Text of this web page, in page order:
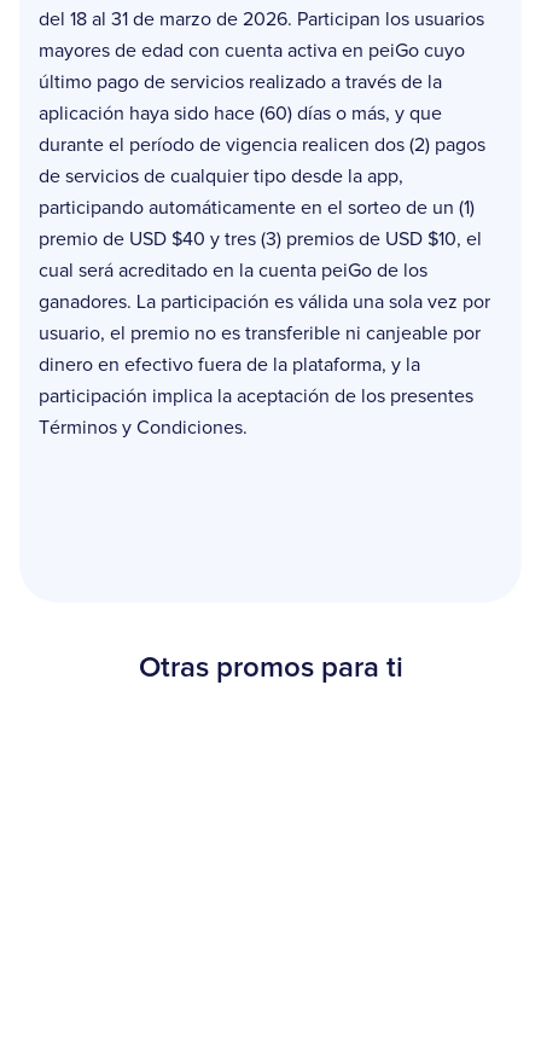
del 18 al 31 de marzo de 2026. Participan los usuarios
mayores de edad con cuenta activa en peiGo cuyo
último pago de servicios realizado a través de la
aplicación haya sido hace (60) días o más, y que
durante el período de vigencia realicen dos (2) pagos
de servicios de cualquier tipo desde la app,
participando automáticamente en el sorteo de un (1)
premio de USD $40 y tres (3) premios de USD $10, el
cual será acreditado en la cuenta peiGo de los
ganadores. La participación es válida una sola vez por
usuario, el premio no es transferible ni canjeable por
dinero en efectivo fuera de la plataforma, y la
participación implica la aceptación de los presentes
Términos y Condiciones.
Otras promos para ti